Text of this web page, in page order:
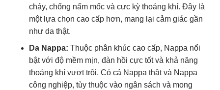
cháy, chống nấm mốc và cực kỳ thoáng khí. Đây là
một lựa chọn cao cấp hơn, mang lại cảm giác gần
như da thật.
Da Nappa: Thuộc phân khúc cao cấp, Nappa nổi
bật với độ mềm mịn, đàn hồi cực tốt và khả năng
thoáng khí vượt trội. Có cả Nappa thật và Nappa
công nghiệp, tùy thuộc vào ngân sách và mong